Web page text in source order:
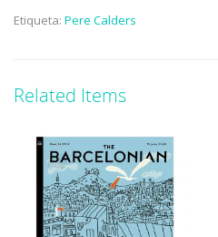
Etiqueta: Pere Calders
Related Items